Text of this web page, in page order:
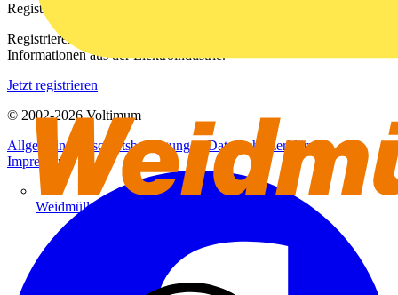
Weidmüller
Registrierung
Registrieren Sie sich kostenlos und erhalten Sie stets aktuelle
Informationen aus der Elektroindustrie.
Jetzt registrieren
© 2002-2026Voltimum
Allgemeine GeschäftsbedingungenDatenschutzerklärung
Impressum